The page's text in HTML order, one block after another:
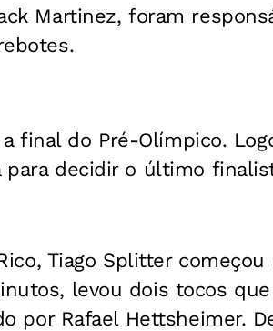
Martinez, foram
final do Pré-Olímpico.
para decidir o último
Tiago Splitter começou
levou dois tocos
por Rafael Hettsheimer.